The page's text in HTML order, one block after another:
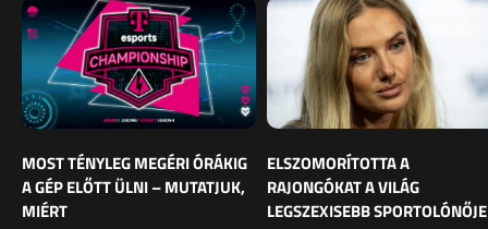
MOST TÉNYLEG MEGÉRI ÓRÁKIG
A GÉP ELŐTT ÜLNI – MUTATJUK,
MIÉRT
ELSZOMORÍTOTTA A
RAJONGÓKAT A VILÁG
LEGSZEXISEBB SPORTOLÓNŐJE